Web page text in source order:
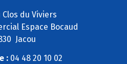
Clos du Viviers
Espace Bocaud
Jacou
:04 48 20 10 02